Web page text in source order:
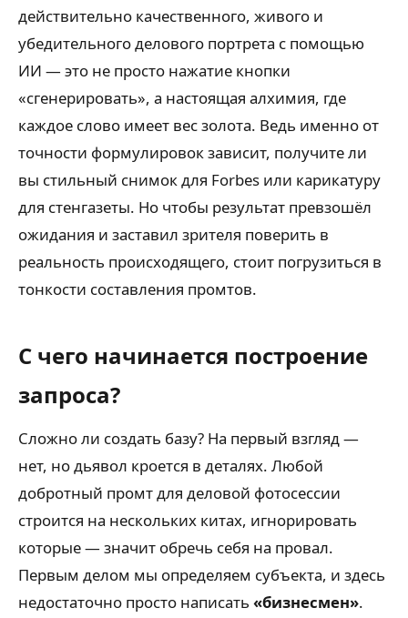
действительно качественного, живого и
убедительного делового портрета с помощью
ИИ — это не просто нажатие кнопки
«сгенерировать», а настоящая алхимия, где
каждое слово имеет вес золота. Ведь именно от
точности формулировок зависит, получите ли
вы стильный снимок для Forbes или карикатуру
для стенгазеты. Но чтобы результат превзошёл
ожидания и заставил зрителя поверить в
реальность происходящего, стоит погрузиться в
тонкости составления промтов.
С чего начинается построение
запроса?
Сложно ли создать базу? На первый взгляд —
нет, но дьявол кроется в деталях. Любой
добротный промт для деловой фотосессии
строится на нескольких китах, игнорировать
которые — значит обречь себя на провал.
Первым делом мы определяем субъекта, и здесь
недостаточно просто написать «бизнесмен».